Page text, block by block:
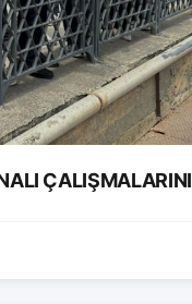
ÇALIŞMALARINI